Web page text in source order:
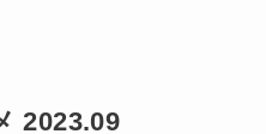
2023.09